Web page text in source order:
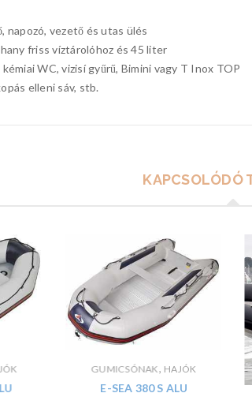
napozó, vezető és utas ülés
friss víztárolóhoz és 45 liter
WC, vizisí gyűrű, Bimini vagy T Inox TOP
elleni sáv, stb.
KAPCSOLÓDÓ
GUMICSÓNAK, HAJÓK
E-SEA 380 S ALU